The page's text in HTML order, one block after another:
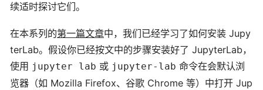
续适时探讨它们。
在本系列的第一篇文章中，我们已经学习了如何安装 Jupy
terLab。假设你已经按文中的步骤安装好了 JupyterLab，
使用 jupyter lab 或 jupyter-lab 命令在会默认浏
览器（如 Mozilla Firefox、谷歌 Chrome 等）中打开 Jup